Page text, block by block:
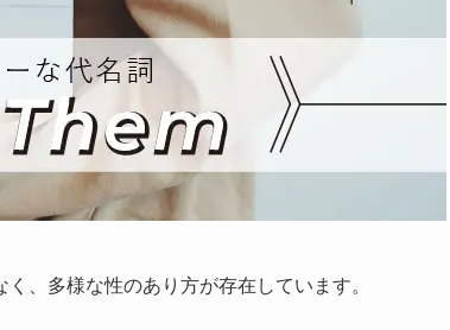
、多様な性のあり方が存在しています。